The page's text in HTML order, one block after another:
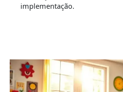
implementação.